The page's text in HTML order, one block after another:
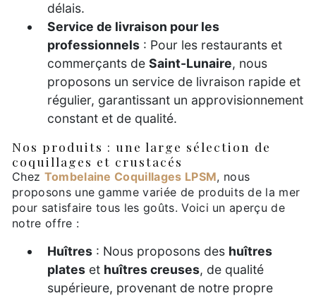
délais.
Service de livraison pour les
professionnels : Pour les restaurants et
commerçants de Saint-Lunaire, nous
proposons un service de livraison rapide et
régulier, garantissant un approvisionnement
constant et de qualité.
Nos produits : une large sélection de
coquillages et crustacés
Chez Tombelaine Coquillages LPSM, nous
proposons une gamme variée de produits de la mer
pour satisfaire tous les goûts. Voici un aperçu de
notre offre :
Huîtres : Nous proposons des huîtres
plates et huîtres creuses, de qualité
supérieure, provenant de notre propre